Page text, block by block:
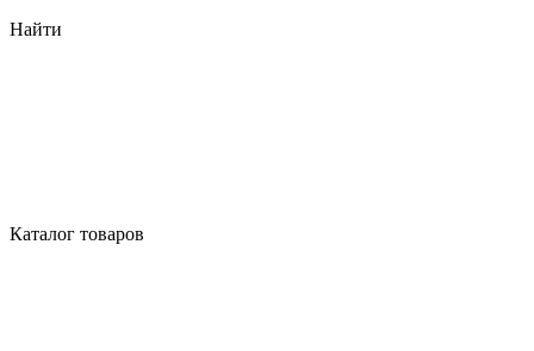
Найти
Каталог товаров